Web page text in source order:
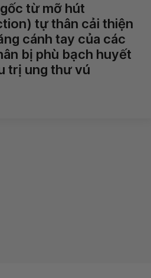
từ mỡ hút
tự thân cải thiện
cánh tay của các
bị phù bạch huyết
trị ung thư vú